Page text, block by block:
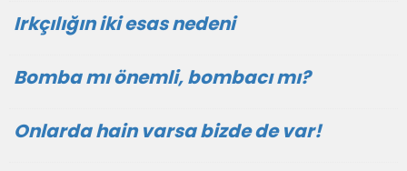
Irkçılığın iki esas nedeni
Bomba mı önemli, bombacı mı?
Onlarda hain varsa bizde de var!